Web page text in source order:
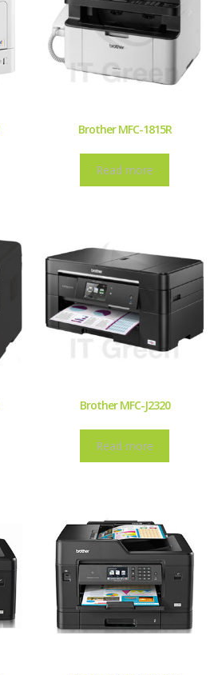
Brother MFC-1815R
Read more
Brother MFC-J2320
Read more